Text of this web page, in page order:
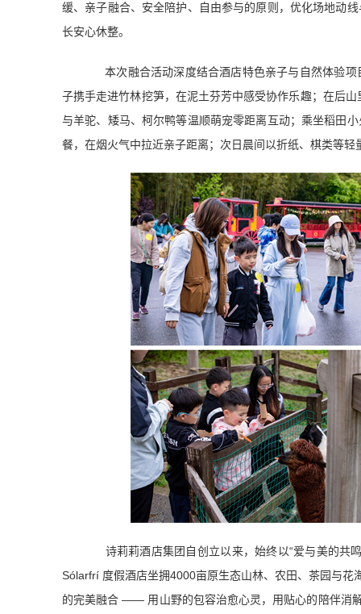
缓、亲子融合、安全陪护、自由参与的原则，优化场地动
长安心休整。
本次融合活动深度结合酒店特色亲子与自然体验
子携手走进竹林挖笋，在泥土芬芳中感受协作乐趣；在后
与羊驼、矮马、柯尔鸭等温顺萌宠零距离互动；乘坐稻田
餐，在烟火气中拉近亲子距离；次日晨间以折纸、棋类等
诗莉莉酒店集团自创立以来，始终以“爱与美的共
Sólarfrí 度假酒店坐拥4000亩原生态山林、农田、茶园与花
的完美融合 —— 用山野的包容治愈心灵，用贴心的陪伴消